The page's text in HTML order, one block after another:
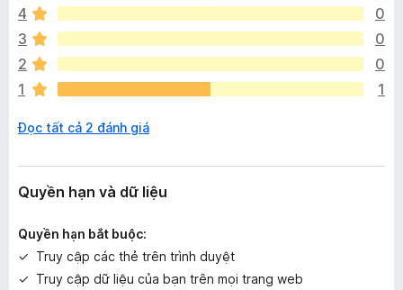
a
c
ó
x
ế
h
n
g
à
o
4
0
3
0
2
0
1
1
Đọc tất cả 2 đánh giá
Quyền hạn và dữ liệu
Quyền hạn bắt buộc:
Truy cập các thẻ trên trình duyệt
Truy cập dữ liệu của bạn trên mọi trang web